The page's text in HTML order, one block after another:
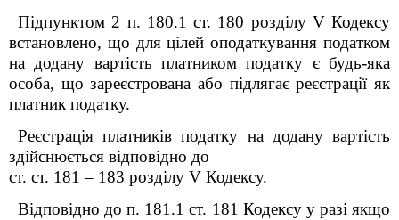
Підпунктом 2 п. 180.1 ст. 180 розділу V Кодексу
встановлено, що для цілей оподаткування податком
на додану вартість платником податку є будь-яка
особа, що зареєстрована або підлягає реєстрації як
платник податку.
Реєстрація платників податку на додану вартість
здійснюється відповідно до
ст. ст. 181 – 183 розділу V Кодексу.
Відповідно до п. 181.1 ст. 181 Кодексу у разі якщо